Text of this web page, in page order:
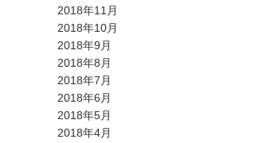
2018年11月
2018年10月
2018年9月
2018年8月
2018年7月
2018年6月
2018年5月
2018年4月